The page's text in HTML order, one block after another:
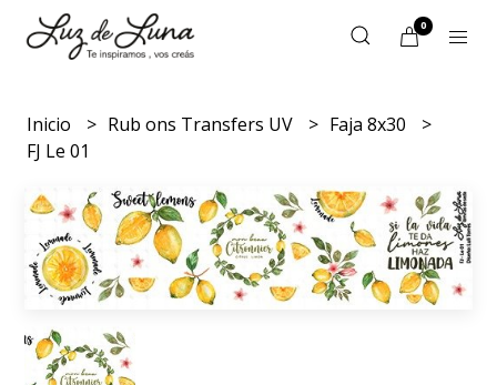
0
Inicio Rub ons Transfers UV
Faja 8x30
FJ Le 01